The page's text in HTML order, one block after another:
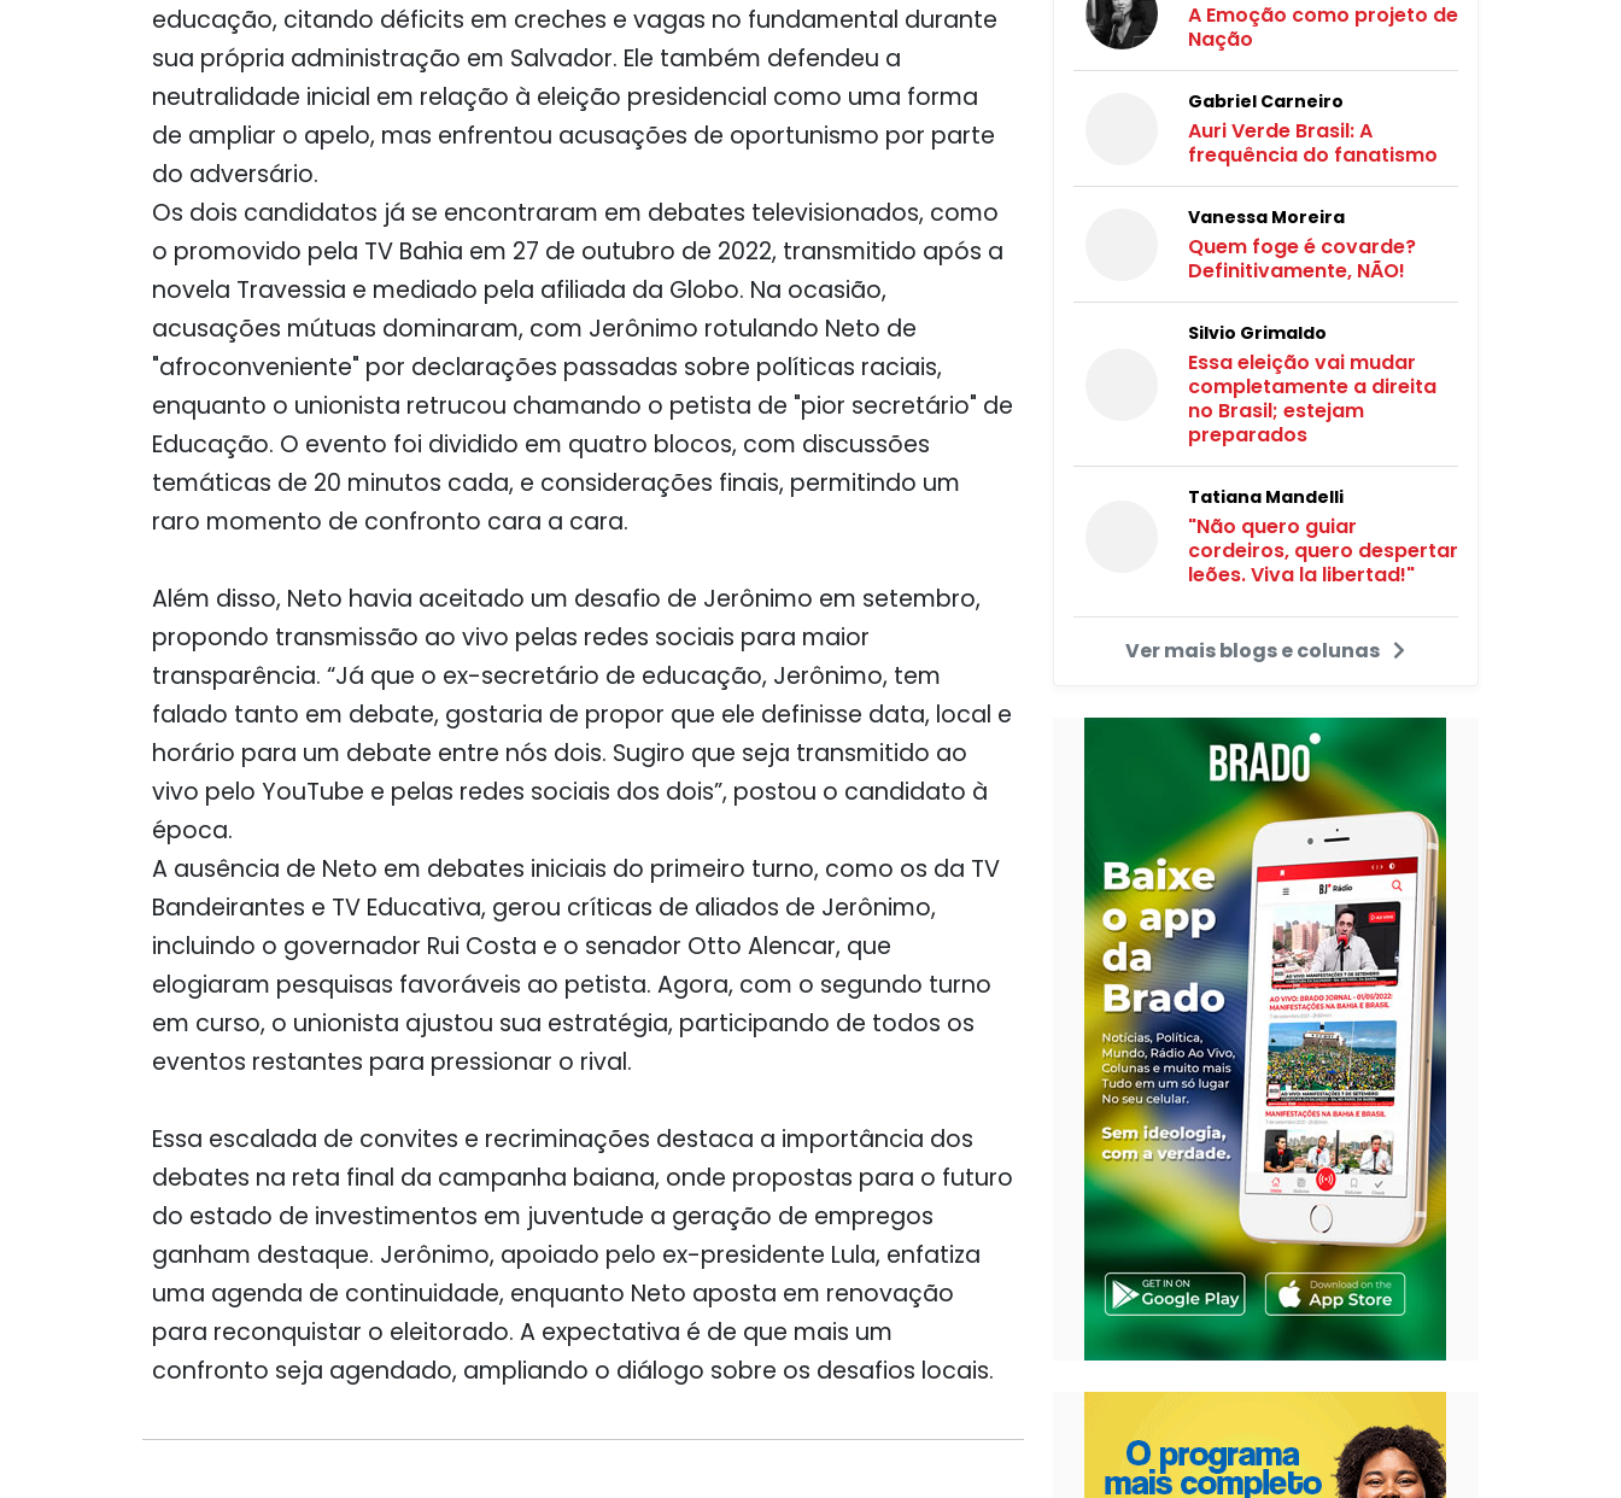
educação, citando déficits em creches e vagas no fundamental durante
sua própria administração em Salvador. Ele também defendeu a
neutralidade inicial em relação à eleição presidencial como uma forma
de ampliar o apelo, mas enfrentou acusações de oportunismo por parte
do adversário.
Os dois candidatos já se encontraram em debates televisionados, como
o promovido pela TV Bahia em 27 de outubro de 2022, transmitido após a
novela Travessia e mediado pela afiliada da Globo. Na ocasião,
acusações mútuas dominaram, com Jerônimo rotulando Neto de
"afroconveniente" por declarações passadas sobre políticas raciais,
enquanto o unionista retrucou chamando o petista de "pior secretário" de
Educação. O evento foi dividido em quatro blocos, com discussões
temáticas de 20 minutos cada, e considerações finais, permitindo um
raro momento de confronto cara a cara.
Além disso, Neto havia aceitado um desafio de Jerônimo em setembro,
propondo transmissão ao vivo pelas redes sociais para maior
transparência. “Já que o ex-secretário de educação, Jerônimo, tem
falado tanto em debate, gostaria de propor que ele definisse data, local e
horário para um debate entre nós dois. Sugiro que seja transmitido ao
vivo pelo YouTube e pelas redes sociais dos dois”, postou o candidato à
época.
A ausência de Neto em debates iniciais do primeiro turno, como os da TV
Bandeirantes e TV Educativa, gerou críticas de aliados de Jerônimo,
incluindo o governador Rui Costa e o senador Otto Alencar, que
elogiaram pesquisas favoráveis ao petista. Agora, com o segundo turno
em curso, o unionista ajustou sua estratégia, participando de todos os
eventos restantes para pressionar o rival.
Essa escalada de convites e recriminações destaca a importância dos
debates na reta final da campanha baiana, onde propostas para o futuro
do estado de investimentos em juventude a geração de empregos
ganham destaque. Jerônimo, apoiado pelo ex-presidente Lula, enfatiza
uma agenda de continuidade, enquanto Neto aposta em renovação
para reconquistar o eleitorado. A expectativa é de que mais um
confronto seja agendado, ampliando o diálogo sobre os desafios locais.
A Emoção como projeto de
Nação
Gabriel Carneiro
Auri Verde Brasil: A
frequência do fanatismo
Vanessa Moreira
Quem foge é covarde?
Definitivamente, NÃO!
Silvio Grimaldo
Essa eleição vai mudar
completamente a direita
no Brasil; estejam
preparados
Tatiana Mandelli
"Não quero guiar
cordeiros, quero despertar
leões. Viva la libertad!"
Ver mais blogs e colunas